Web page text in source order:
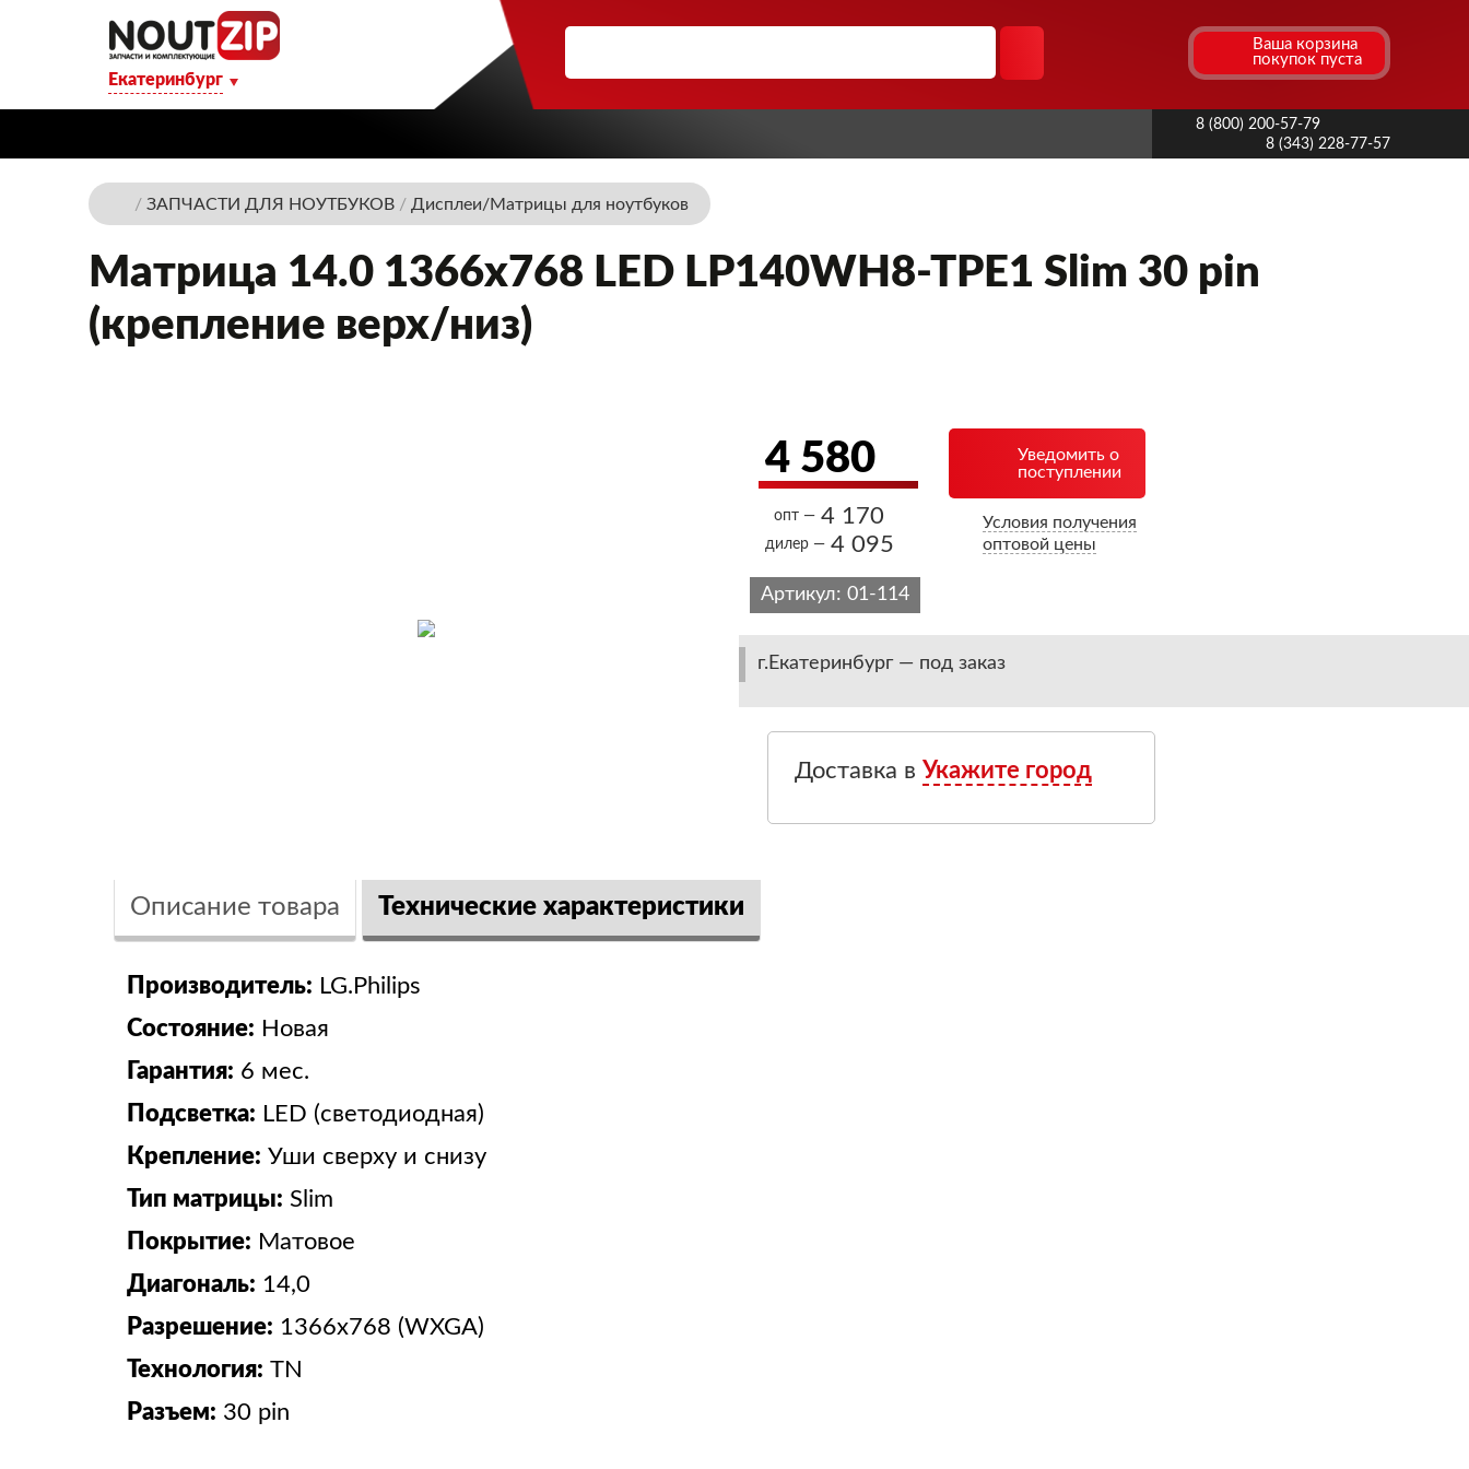
Екатеринбург
Ваша корзина
покупок пуста
8 (800) 200-57-79
8 (343) 228-77-57
/ ЗАПЧАСТИ ДЛЯ НОУТБУКОВ/ Дисплеи/Матрицы для ноутбуков
Матрица 14.0 1366x768 LED LP140WH8-TPE1 Slim 30 pin
(крепление верх/низ)
4 580
опт — 4 170
дилер — 4 095
Уведомить о
поступлении
Условия получения
оптовой цены
Артикул:01-114
г.Екатеринбург — под заказ
Доставка в Укажите город
Описание товара Технические характеристики
Производитель: LG.Philips
Состояние: Новая
Гарантия: 6 мес.
Подсветка: LED (светодиодная)
Крепление: Уши сверху и снизу
Тип матрицы: Slim
Покрытие: Матовое
Диагональ: 14,0
Разрешение: 1366x768 (WXGA)
Технология: TN
Разъем: 30 pin